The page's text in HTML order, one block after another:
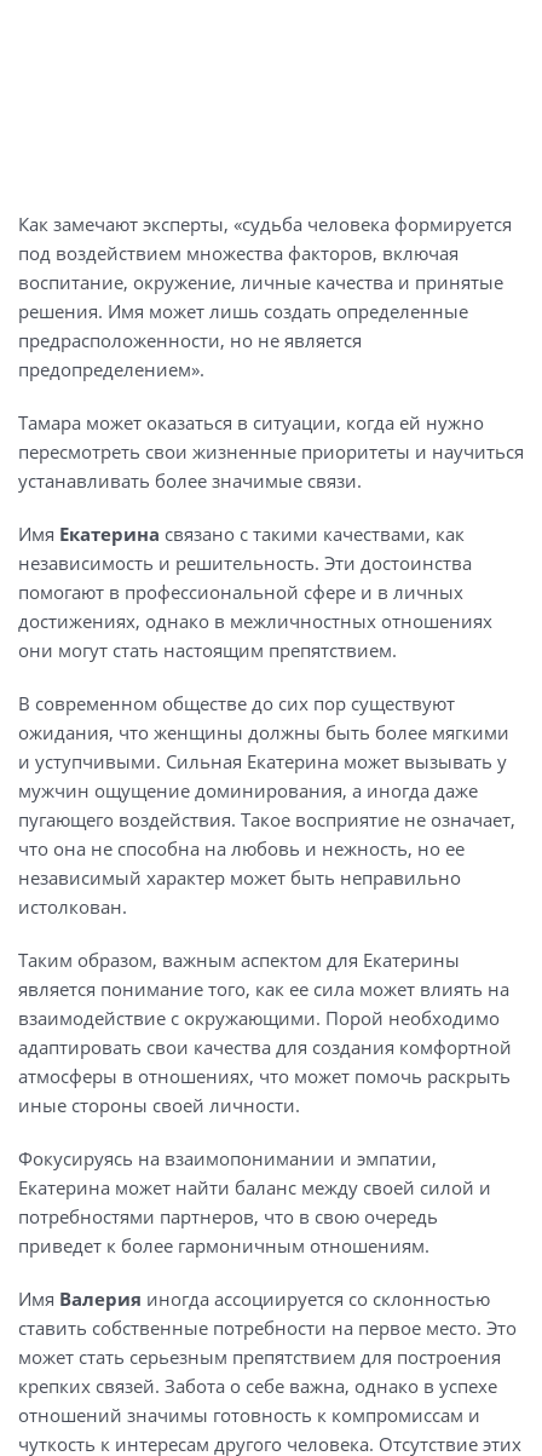
Как замечают эксперты, «судьба человека формируется
под воздействием множества факторов, включая
воспитание, окружение, личные качества и принятые
решения. Имя может лишь создать определенные
предрасположенности, но не является
предопределением».
Тамара может оказаться в ситуации, когда ей нужно
пересмотреть свои жизненные приоритеты и научиться
устанавливать более значимые связи.
Имя Екатерина связано с такими качествами, как
независимость и решительность. Эти достоинства
помогают в профессиональной сфере и в личных
достижениях, однако в межличностных отношениях
они могут стать настоящим препятствием.
В современном обществе до сих пор существуют
ожидания, что женщины должны быть более мягкими
и уступчивыми. Сильная Екатерина может вызывать у
мужчин ощущение доминирования, а иногда даже
пугающего воздействия. Такое восприятие не означает,
что она не способна на любовь и нежность, но ее
независимый характер может быть неправильно
истолкован.
Таким образом, важным аспектом для Екатерины
является понимание того, как ее сила может влиять на
взаимодействие с окружающими. Порой необходимо
адаптировать свои качества для создания комфортной
атмосферы в отношениях, что может помочь раскрыть
иные стороны своей личности.
Фокусируясь на взаимопонимании и эмпатии,
Екатерина может найти баланс между своей силой и
потребностями партнеров, что в свою очередь
приведет к более гармоничным отношениям.
Имя Валерия иногда ассоциируется со склонностью
ставить собственные потребности на первое место. Это
может стать серьезным препятствием для построения
крепких связей. Забота о себе важна, однако в успехе
отношений значимы готовность к компромиссам и
чуткость к интересам другого человека. Отсутствие этих